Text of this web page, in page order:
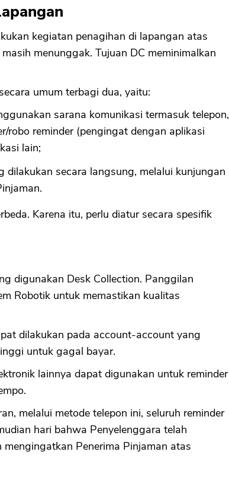
kegiatan penagihan di lapangan atas
menunggak. Tujuan DC meminimalkan
umum terbagi dua, yaitu:
sarana komunikasi termasuk telepon,
robo reminder (pengingat dengan aplikasi
lain;
dilakukan secara langsung, melalui kunjungan
Karena itu, perlu diatur secara spesifik
digunakan Desk Collection. Panggilan
Robotik untuk memastikan kualitas
dilakukan pada account-account yang
untuk gagal bayar.
lainnya dapat digunakan untuk reminder
melalui metode telepon ini, seluruh reminder
hari bahwa Penyelenggara telah
Penerima Pinjaman atas
CANCEL